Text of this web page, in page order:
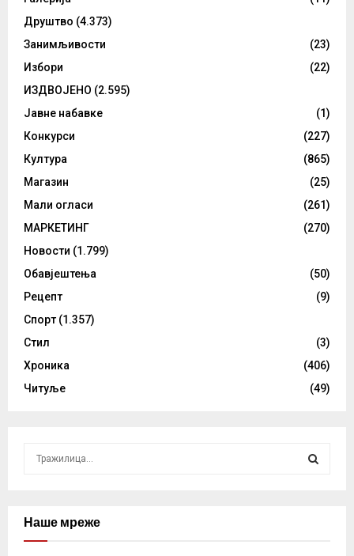
Друштво (4.373)
Занимљивости
(23)
Избори
(22)
ИЗДВОЈЕНО (2.595)
Јавне набавке
(1)
Конкурси
(227)
Култура
(865)
Магазин
(25)
Мали огласи
(261)
МАРКЕТИНГ
(270)
Новости (1.799)
Обавјештења
(50)
Рецепт
(9)
Спорт (1.357)
Стил
(3)
Хроника
(406)
Читуље
(49)
cНаше мреже